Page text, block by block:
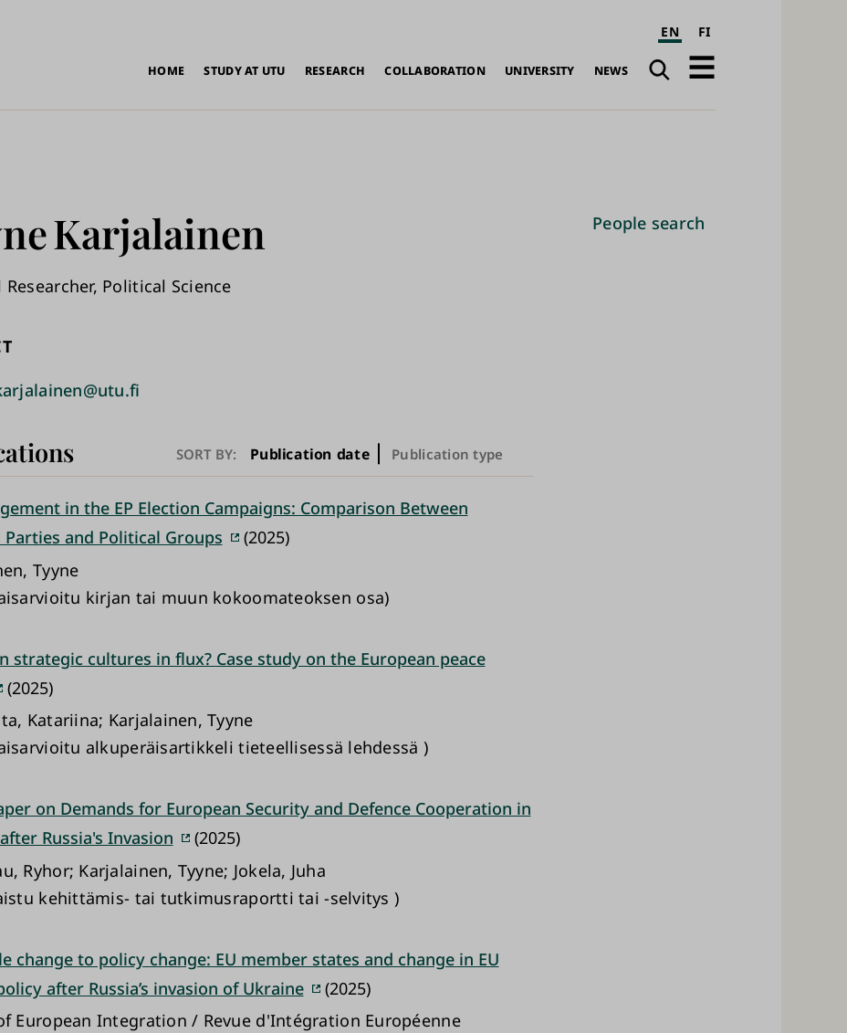
EN FI
HOME STUDY AT UTU RESEARCH COLLABORATION UNIVERSITY NEWS
SearchOpen
Karjalainen
Political Science
SORT BY: Publication date Publication type
in the EP Election Campaigns: Comparison Between
and Political Groups
(2025)
Tyyne
kirjan tai muun kokoomateoksen osa)
strategic cultures in flux? Case study on the European peace
(2025)
Katariina; Karjalainen, Tyyne
alkuperäisartikkeli tieteellisessä lehdessä )
on Demands for European Security and Defence Cooperation in
Russia's Invasion
(2025)
Ryhor; Karjalainen, Tyyne; Jokela, Juha
kehittämis- tai tutkimusraportti tai -selvitys )
change to policy change: EU member states and change in EU
after Russia’s invasion of Ukraine
(2025)
European Integration / Revue d'Intégration Européenne
People search